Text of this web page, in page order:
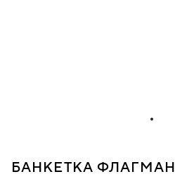
БАНКЕТКА ФЛАГМАН